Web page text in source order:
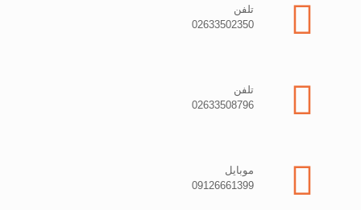
تلفن
02633502350
تلفن
02633508796
موبایل
09126661399